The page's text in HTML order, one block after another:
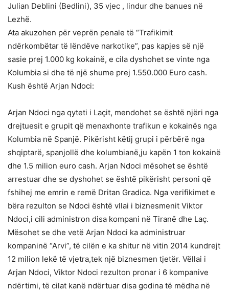
Julian Deblini (Bedlini), 35 vjec , lindur dhe banues në
Lezhë.
Ata akuzohen për veprën penale të “Trafikimit
ndërkombëtar të lëndëve narkotike”, pas kapjes së një
sasie prej 1.000 kg kokainë, e cila dyshohet se vinte nga
Kolumbia si dhe të një shume prej 1.550.000 Euro cash.
Kush është Arjan Ndoci:
Arjan Ndoci nga qyteti i Laçit, mendohet se është njëri nga
drejtuesit e grupit që menaxhonte trafikun e kokainës nga
Kolumbia në Spanjë. Pikërisht këtij grupi i përbërë nga
shqiptarë, spanjollë dhe kolumbianë,ju kapën 1 ton kokainë
dhe 1.5 milion euro cash. Arjan Ndoci mësohet se është
arrestuar dhe se dyshohet se është pikërisht personi që
fshihej me emrin e remë Dritan Gradica. Nga verifikimet e
bëra rezulton se Ndoci është vllai i biznesmenit Viktor
Ndoci,i cili administron disa kompani në Tiranë dhe Laç.
Mësohet se dhe vetë Arjan Ndoci ka administruar
kompaninë “Arvi”, të cilën e ka shitur në vitin 2014 kundrejt
12 milion lekë të vjetra,tek një biznesmen tjetër. Vëllai i
Arjan Ndoci, Viktor Ndoci rezulton pronar i 6 kompanive
ndërtimi, të cilat kanë ndërtuar disa godina të mëdha në